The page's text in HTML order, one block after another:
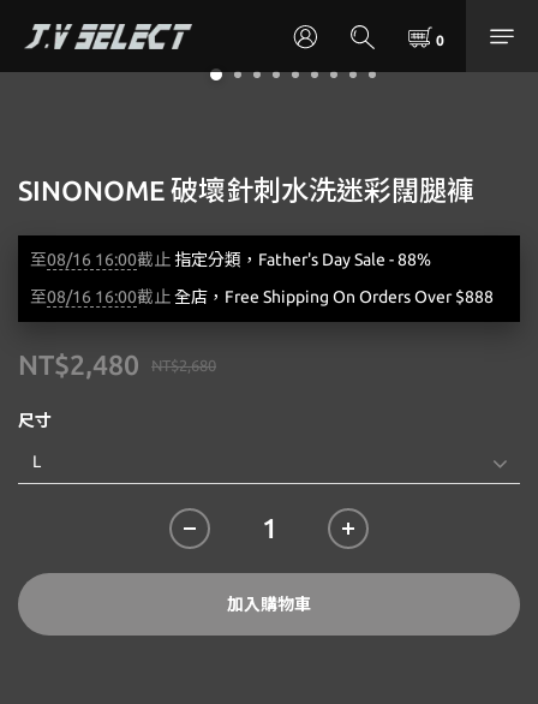
SINONOME 破壞針刺水洗迷彩闊腿褲
至08/16 16:00截止 指定分類，Father's Day Sale - 88%
至08/16 16:00截止全店，Free Shipping On Orders Over $888
NT$2,680
NT$2,480
尺寸
加入購物車